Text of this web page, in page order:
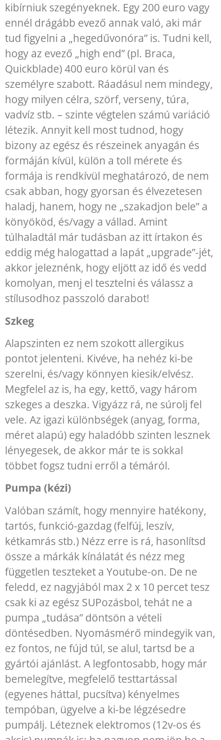
kibírniuk szegényeknek. Egy 200 euro vagy
ennél drágább evező annak való, aki már
tud figyelni a „hegedűvonóra” is. Tudni kell,
hogy az evező „high end” (pl. Braca,
Quickblade) 400 euro körül van és
személyre szabott. Ráadásul nem mindegy,
hogy milyen célra, szörf, verseny, túra,
vadvíz stb. – szinte végtelen számú variáció
létezik. Annyit kell most tudnod, hogy
bizony az egész és részeinek anyagán és
formáján kívül, külön a toll mérete és
formája is rendkívül meghatározó, de nem
csak abban, hogy gyorsan és élvezetesen
haladj, hanem, hogy ne „szakadjon bele” a
könyököd, és/vagy a vállad. Amint
túlhaladtál már tudásban az itt írtakon és
eddig még halogattad a lapát „upgrade”-jét,
akkor jeleznénk, hogy eljött az idő és vedd
komolyan, menj el tesztelni és válassz a
stílusodhoz passzoló darabot!
Szkeg
Alapszinten ez nem szokott allergikus
pontot jelenteni. Kivéve, ha nehéz ki-be
szerelni, és/vagy könnyen kiesik/elvész.
Megfelel az is, ha egy, kettő, vagy három
szkeges a deszka. Vigyázz rá, ne súrolj fel
vele. Az igazi különbségek (anyag, forma,
méret alapú) egy haladóbb szinten lesznek
lényegesek, de akkor már te is sokkal
többet fogsz tudni erről a témáról.
Pumpa (kézi)
Valóban számít, hogy mennyire hatékony,
tartós, funkció-gazdag (felfúj, leszív,
kétkamrás stb.) Nézz erre is rá, hasonlítsd
össze a márkák kínálatát és nézz meg
független teszteket a Youtube-on. De ne
feledd, ez nagyjából max 2 x 10 percet tesz
csak ki az egész SUPozásbol, tehát ne a
pumpa „tudása” döntsön a vételi
döntésedben. Nyomásmérő mindegyik van,
ez fontos, ne fújd túl, se alul, tartsd be a
gyártói ajánlást. A legfontosabb, hogy már
bemelegítve, megfelelő testtartással
(egyenes háttal, pucsítva) kényelmes
tempóban, ügyelve a ki-be légzésedre
pumpálj. Léteznek elektromos (12v-os és